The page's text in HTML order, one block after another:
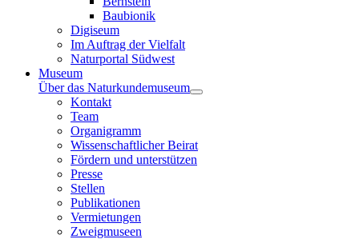
Baubionik
Digiseum
Im Auftrag der Vielfalt
Naturportal Südwest
Museum
Über das Naturkundemuseum
Kontakt
Team
Organigramm
Wissenschaftlicher Beirat
Fördern und unterstützen
Presse
Stellen
Publikationen
Vermietungen
Zweigmuseen